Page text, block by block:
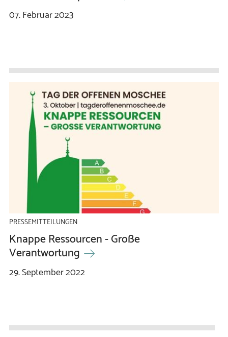
07.Februar2023
PRESSEMITTEILUNGEN
Knappe Ressourcen - Große
Verantwortung
29.September2022